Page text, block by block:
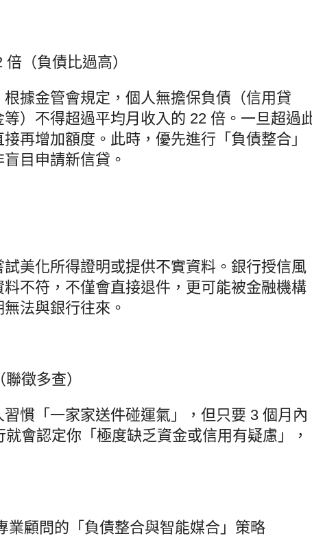
（負債比過高）
據金管會規定，個人無擔保負債（信用貸
）不得超過平均月收入的 22 倍。一旦超過
再增加額度。此時，優先進行「負債整合」
目申請新信貸。
美化所得證明或提供不實資料。銀行授信風
不符，不僅會直接退件，更可能被金融機構
法與銀行往來。
徵多查）
慣「一家家送件碰運氣」，但只要 3 個月內
會認定你「極度缺乏資金或信用有疑慮」，
業顧問的「負債整合與智能媒合」策略